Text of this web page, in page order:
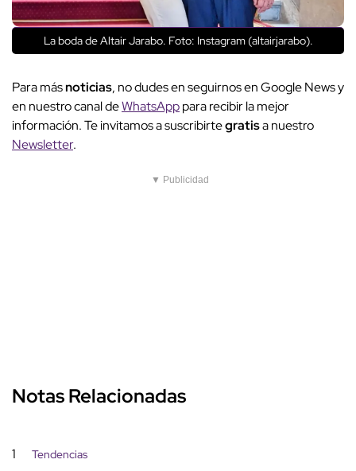
La boda de Altair Jarabo. Foto: Instagram (altairjarabo).
Para másnoticias, no dudes en seguirnos en Google News y
en nuestro canal deWhatsApppara recibir la mejor
información. Te invitamos a suscribirtegratisa nuestro
Newsletter.
▼ Publicidad
Notas Relacionadas
1 Tendencias